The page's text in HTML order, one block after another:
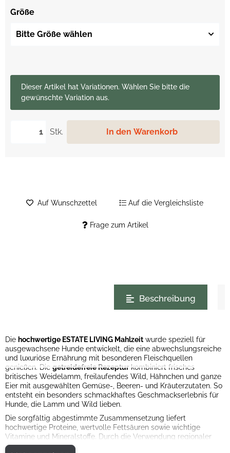
Größe
Bitte Größe wählen
Stk. In den Warenkorb
xDieser Artikel hat Variationen. Wählen Sie bitte die
gewünschte Variation aus.
Frage zum Artikel
Auf Wunschzettel Auf die Vergleichsliste
Beschreibung
Die hochwertige ESTATE LIVING Mahlzeit wurde speziell für
ausgewachsene Hunde entwickelt, die eine abwechslungsreiche
und luxuriöse Ernährung mit besonderen Fleischquellen
genießen. Die getreidefreie Rezeptur kombiniert frisches
britisches Weidelamm, freilaufendes Wild, Hähnchen und ganze
Eier mit ausgewählten Gemüse-, Beeren- und Kräuterzutaten. So
entsteht ein besonders schmackhaftes Geschmackserlebnis für
Hunde, die Lamm und Wild lieben.
Die sorgfältig abgestimmte Zusammensetzung liefert
hochwertige Proteine, wertvolle Fettsäuren sowie wichtige
Vitamine und Mineralstoffe. Durch die Verwendung regionaler
Zutaten in Lebensmittelqualität bietet ESTATE LIVING eine